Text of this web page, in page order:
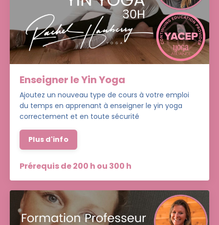
Enseigner le Yin Yoga
Ajoutez un nouveau type de cours à votre emploi
du temps en apprenant à enseigner le yin yoga
correctement et en toute sécurité
Plus d'info
Prérequis de 200 h ou 300 h